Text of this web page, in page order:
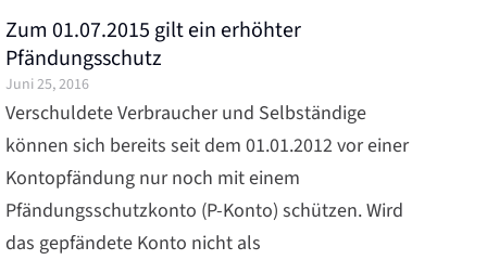
Zum 01.07.2015 gilt ein erhöhter
Pfändungsschutz
Juni 25, 2016
Verschuldete Verbraucher und Selbständige
können sich bereits seit dem 01.01.2012 vor einer
Kontopfändung nur noch mit einem
Pfändungsschutzkonto (P-Konto) schützen. Wird
das gepfändete Konto nicht als